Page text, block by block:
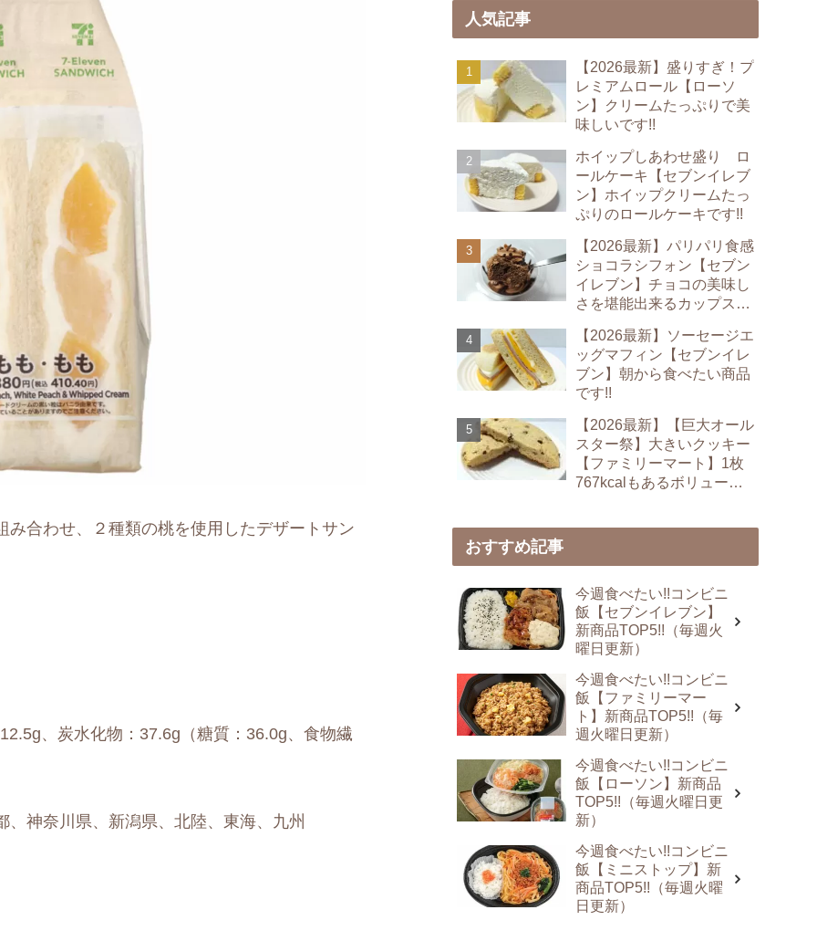
合わせ、２種類の桃を使用したデザートサン
、炭水化物：37.6g（糖質：36.0g、食物繊
神奈川県、新潟県、北陸、東海、九州
人気記事
【2026最新】盛りすぎ！プ
レミアムロール【ローソ
ン】クリームたっぷりで美
味しいです!!
ホイップしあわせ盛り ロ
ールケーキ【セブンイレブ
ン】ホイップクリームたっ
ぷりのロールケーキです!!
【2026最新】パリパリ食感
ショコラシフォン【セブン
イレブン】チョコの美味し
さを堪能出来るカップスイ
【2026最新】ソーセージエ
ッグマフィン【セブンイレ
ブン】朝から食べたい商品
です!!
【2026最新】【巨大オール
スター祭】大きいクッキー
【ファミリーマート】1枚
767kcalもあるボリューム
おすすめ記事
今週食べたい!!コンビニ
飯【セブンイレブン】
新商品TOP5!!（毎週火
曜日更新）
今週食べたい!!コンビニ
飯【ファミリーマー
ト】新商品TOP5!!（毎
週火曜日更新）
今週食べたい!!コンビニ
飯【ローソン】新商品
TOP5!!（毎週火曜日更
新）
今週食べたい!!コンビニ
飯【ミニストップ】新
商品TOP5!!（毎週火曜
日更新）